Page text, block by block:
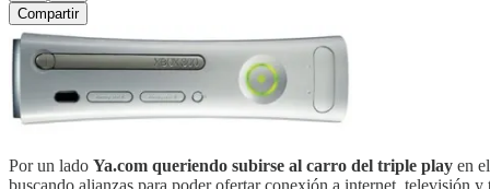
Compartir
Por un lado Ya.com queriendo subirse al carro del triple play en
buscando alianzas para poder ofertar conexión a internet, televisión